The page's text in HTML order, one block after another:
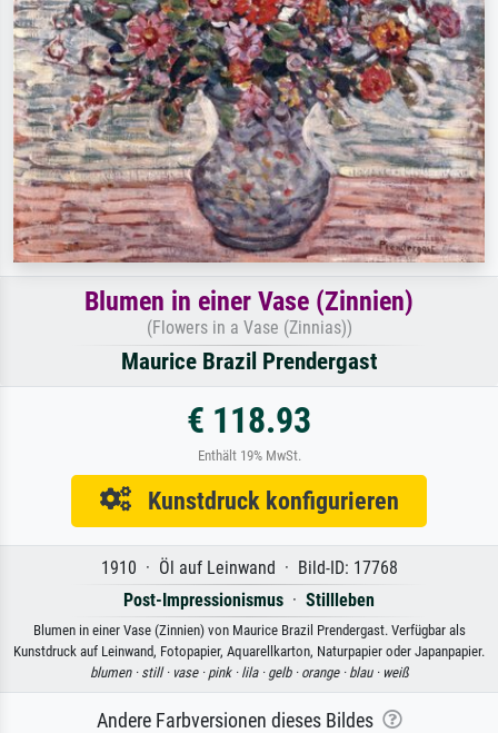
Blumen in einer Vase (Zinnien)
(Flowers in a Vase (Zinnias))
Maurice Brazil Prendergast
€ 118.93
Enthält 19% MwSt.
Kunstdruck konfigurieren
1910 · Öl auf Leinwand · Bild-ID: 17768
Post-Impressionismus · Stillleben
Blumen in einer Vase (Zinnien) von Maurice Brazil Prendergast. Verfügbar als
Kunstdruck auf Leinwand, Fotopapier, Aquarellkarton, Naturpapier oder Japanpapier.
blumen · still · vase · pink · lila · gelb · orange · blau · weiß
Andere Farbversionen dieses Bildes